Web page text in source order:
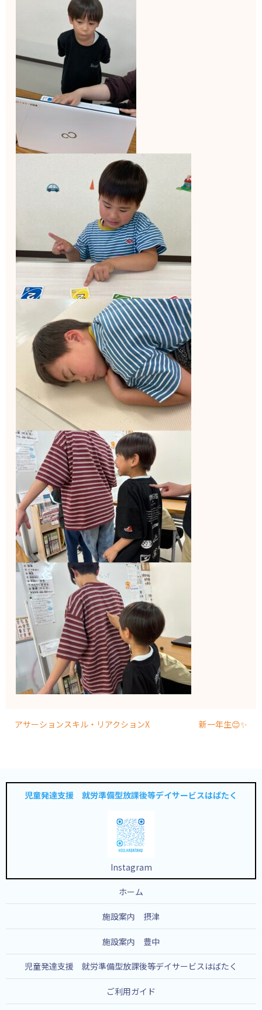
アサーションスキル・リアクションX 新一年生😊✨
児童発達支援 就労準備型放課後等デイサービスはばたく
Instagram
ホーム
施設案内 摂津
施設案内 豊中
児童発達支援 就労準備型放課後等デイサービスはばたく
ご利用ガイド